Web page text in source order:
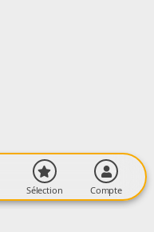
Sélection Compte